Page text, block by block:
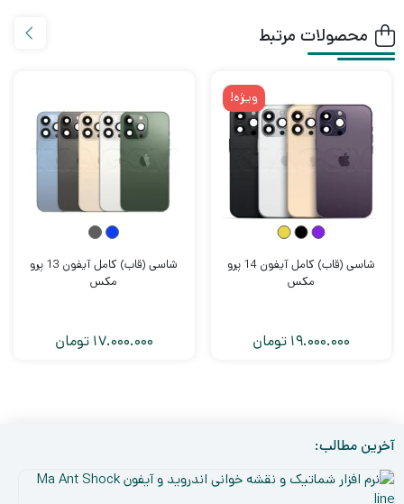
محصولات مرتبط
ویژه!
شاسی (قاب) کامل آیفون 14 پرو
مکس
19.000.000 تومان
شاسی (قاب) کامل آیفون 13 پرو
مکس
17.000.000 تومان
آخرین مطالب: